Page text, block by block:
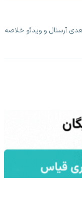
آرسنال و ویدئو خلاصه